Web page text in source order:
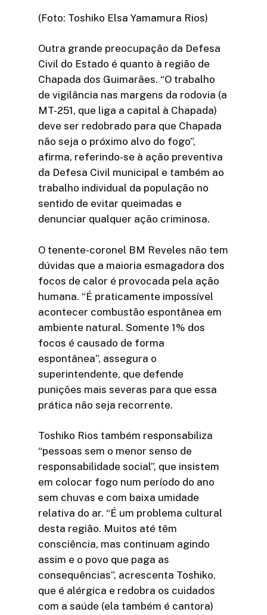
(Foto: Toshiko Elsa Yamamura Rios)
Outra grande preocupação da Defesa
Civil do Estado é quanto à região de
Chapada dos Guimarães. “O trabalho
de vigilância nas margens da rodovia (a
MT-251, que liga a capital à Chapada)
deve ser redobrado para que Chapada
não seja o próximo alvo do fogo”,
afirma, referindo-se à ação preventiva
da Defesa Civil municipal e também ao
trabalho individual da população no
sentido de evitar queimadas e
denunciar qualquer ação criminosa.
O tenente-coronel BM Reveles não tem
dúvidas que a maioria esmagadora dos
focos de calor é provocada pela ação
humana. “É praticamente impossível
acontecer combustão espontânea em
ambiente natural. Somente 1% dos
focos é causado de forma
espontânea”, assegura o
superintendente, que defende
punições mais severas para que essa
prática não seja recorrente.
Toshiko Rios também responsabiliza
“pessoas sem o menor senso de
responsabilidade social”, que insistem
em colocar fogo num período do ano
sem chuvas e com baixa umidade
relativa do ar. “É um problema cultural
desta região. Muitos até têm
consciência, mas continuam agindo
assim e o povo que paga as
consequências”, acrescenta Toshiko,
que é alérgica e redobra os cuidados
com a saúde (ela também é cantora)